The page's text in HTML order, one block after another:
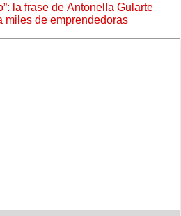
la frase de Antonella Gularte
miles de emprendedoras